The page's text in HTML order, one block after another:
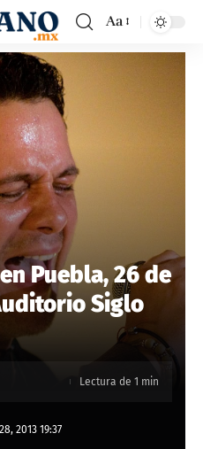
Aa
Puebla, 26 de
Siglo
2013 19:37
Lectura de 1 min